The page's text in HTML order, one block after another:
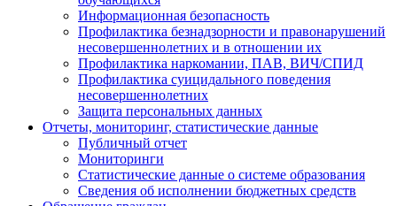
Информационная безопасность
Профилактика безнадзорности и правонарушений
несовершеннолетних и в отношении их
Профилактика наркомании, ПАВ, ВИЧ/СПИД
Профилактика суицидального поведения
несовершеннолетних
Защита персональных данных
Отчеты, мониторинг, статистические данные
Публичный отчет
Мониторинги
Статистические данные о системе образования
Сведения об исполнении бюджетных средств